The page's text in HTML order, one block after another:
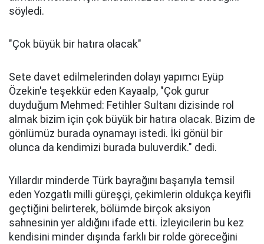
söyledi.
"Çok büyük bir hatıra olacak"
Sete davet edilmelerinden dolayı yapımcı Eyüp
Özekin'e teşekkür eden Kayaalp, "Çok gurur
duyduğum Mehmed: Fetihler Sultanı dizisinde rol
almak bizim için çok büyük bir hatıra olacak. Bizim de
gönlümüz burada oynamayı istedi. İki gönül bir
olunca da kendimizi burada buluverdik." dedi.
Yıllardır minderde Türk bayrağını başarıyla temsil
eden Yozgatlı milli güreşçi, çekimlerin oldukça keyifli
geçtiğini belirterek, bölümde birçok aksiyon
sahnesinin yer aldığını ifade etti. İzleyicilerin bu kez
kendisini minder dışında farklı bir rolde göreceğini